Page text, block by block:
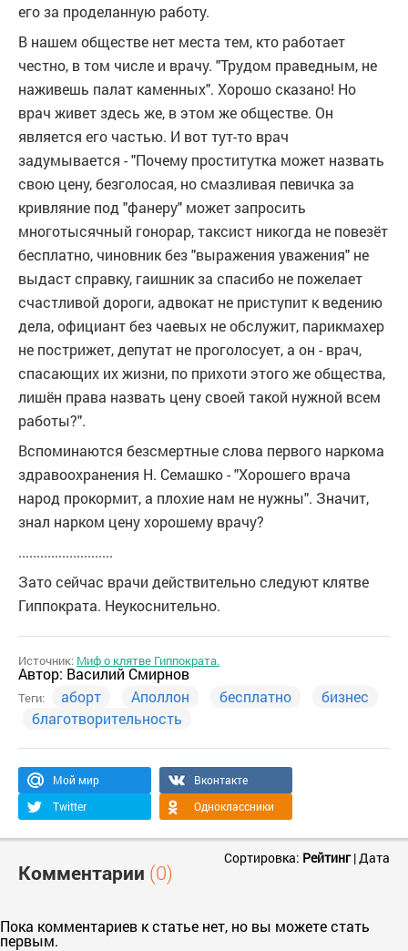
его за проделанную работу.
В нашем обществе нет места тем, кто работает
честно, в том числе и врачу. "Трудом праведным, не
наживешь палат каменных". Хорошо сказано! Но
врач живет здесь же, в этом же обществе. Он
является его частью. И вот тут-то врач
задумывается - "Почему проститутка может назвать
свою цену, безголосая, но смазливая певичка за
кривляние под "фанеру" может запросить
многотысячный гонорар, таксист никогда не повезёт
бесплатно, чиновник без "выражения уважения" не
выдаст справку, гаишник за спасибо не пожелает
счастливой дороги, адвокат не приступит к ведению
дела, официант без чаевых не обслужит, парикмахер
не пострижет, депутат не проголосует, а он - врач,
спасающих их жизни, по прихоти этого же общества,
лишён права назвать цену своей такой нужной всем
работы?".
Вспоминаются безсмертные слова первого наркома
здравоохранения Н. Семашко - "Хорошего врача
народ прокормит, а плохие нам не нужны". Значит,
знал нарком цену хорошему врачу?
..........................
Зато сейчас врачи действительно следуют клятве
Гиппократа. Неукоснительно.
Источник: Миф о клятве Гиппократа.
Автор: Василий Смирнов
Теги: аборт Аполлон бесплатно
бизнес
благотворительность
Мой мир
Вконтакте
Twitter
Одноклассники
Комментарии (0)
Сортировка: Рейтинг|Дата
Пока комментариев к статье нет, но вы можете стать
первым.